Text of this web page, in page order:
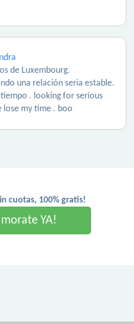
de Luxembourg.
una relación seria estable.
. looking for serious
lose my time . boo
cuotas, 100% gratis!
YA!